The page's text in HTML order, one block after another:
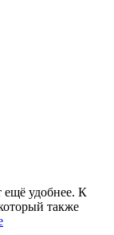
ещё удобнее. К
также